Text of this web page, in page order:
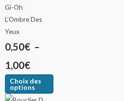
L’Ombre Des
Yeux
0,50€ –
1,00€
Choix des
options